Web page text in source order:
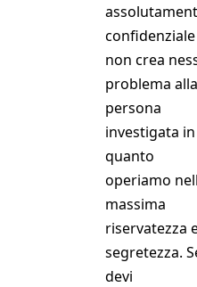
non crea
problema alla
persona
investigata in
quanto
operiamo
massima
riservatezza
segretezza.
devi